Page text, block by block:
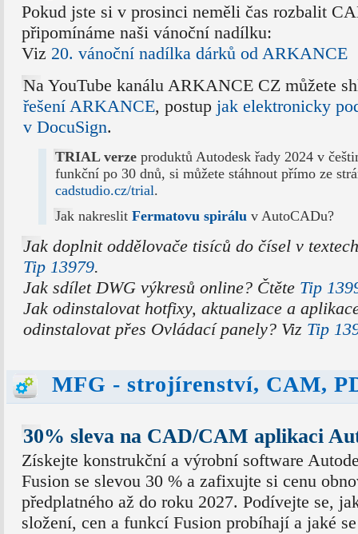
Pokud jste si v prosinci neměli čas rozbalit
připomínáme naši vánoční nadílku:
Viz 20. vánoční nadílka dárků od ARKANCE
Na YouTube kanálu ARKANCE CZ můžete
řešení ARKANCE, postup jak elektronicky
v DocuSign.
TRIAL verze produktů Autodesk řady 2024 v
funkční po 30 dnů, si můžete stáhnout přímo ze
cadstudio.cz/trial.
Jak nakreslitFermatovu spirálu v AutoCADu?
Jak doplnit oddělovače tisíců do čísel v
Tip 13979.
Jak sdílet DWG výkresů online? Čtěte Tip
Jak odinstalovat hotfixy, aktualizace a
odinstalovat přes Ovládací panely? Viz Tip
MFG - strojírenství, CAM,
30% sleva na CAD/CAM aplikaci
Získejte konstrukční a výrobní software
Fusion se slevou 30 % a zafixujte si cenu
předplatného až do roku 2027. Podívejte se,
složení, cen a funkcí Fusion probíhají a jaké